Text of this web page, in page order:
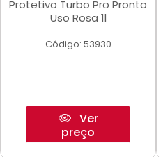
Protetivo Turbo Pro Pronto
Uso Rosa 1l
Código: 53930
Ver
preço